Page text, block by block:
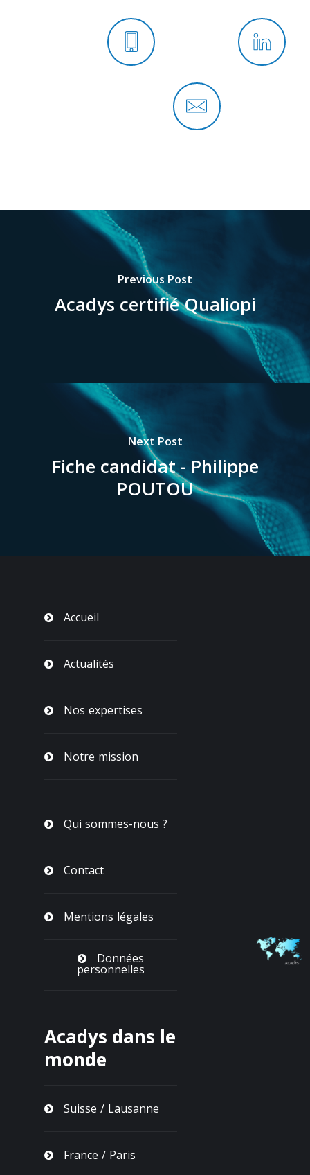
Previous Post
Acadys certifié Qualiopi
Next Post
Fiche candidat - Philippe
POUTOU
Accueil
Actualités
Nos expertises
Notre mission
Qui sommes-nous ?
Contact
Mentions légales
Données
personnelles
Acadys dans le
monde
Suisse / Lausanne
France / Paris